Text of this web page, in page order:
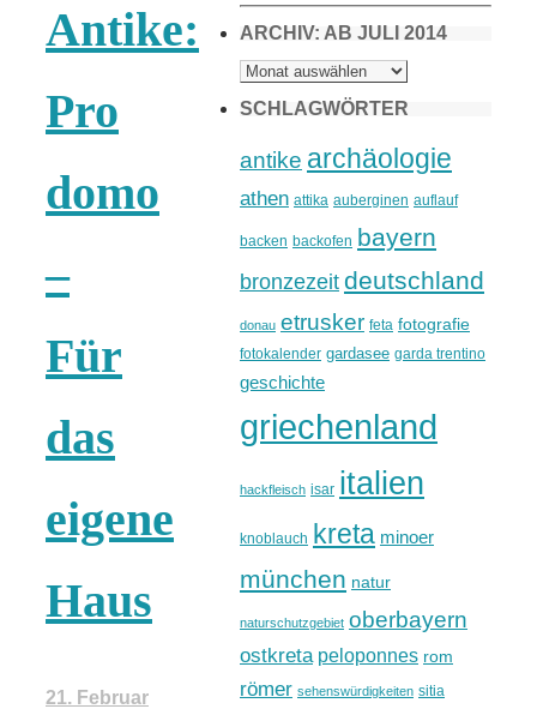
Antike:
Pro
domo
–
Für
das
eigene
Haus
21. Februar
ARCHIV: AB JULI 2014
ARCHIV:
AB
2014
SCHLAGWÖRTER
antike archäologie
athen attika auberginen auflauf
backen backofen bayern
bronzezeit deutschland
donau etrusker feta fotografie
fotokalender gardasee garda trentino
geschichte
griechenland
hackfleisch isar italien
knoblauch kreta minoer
münchen natur
naturschutzgebiet oberbayern
ostkreta peloponnes rom
römer sehenswürdigkeiten sitia